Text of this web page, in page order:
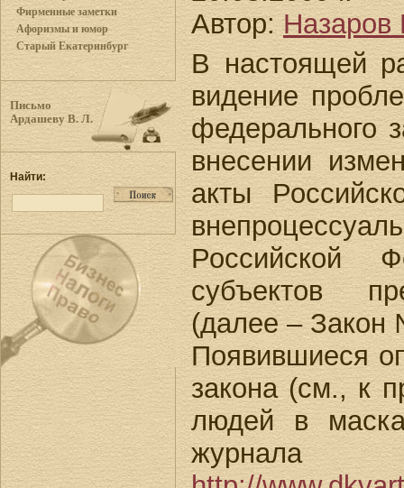
Фирменные заметки
Афоризмы и юмор
Старый Екатеринбург
Письмо
Ардашеву В. Л.
Найти:
Автор:Назаров
В настоящей
видение
федерального
внесении
акты
Российской
субъектов
(далее –
Появившиеся
закона (см., к
людей в